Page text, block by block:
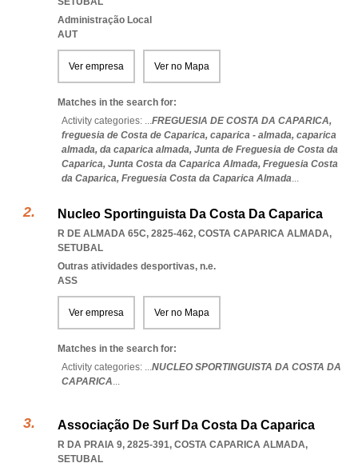
Administração Local
AUT
Ver empresa Ver no Mapa
Matches in the search for:
Activity categories: ...FREGUESIA DE COSTA DA CAPARICA,
freguesia de Costa de Caparica, caparica - almada, caparica
almada, da caparica almada, Junta de Freguesia de Costa da
Caparica, Junta Costa da Caparica Almada, Freguesia Costa
da Caparica, Freguesia Costa da Caparica Almada...
Nucleo Sportinguista Da Costa Da Caparica
R DE ALMADA 65C, 2825-462, COSTA CAPARICA ALMADA,
SETUBAL
Outras atividades desportivas, n.e.
ASS
Ver empresa Ver no Mapa
Matches in the search for:
Activity categories: ...NUCLEO SPORTINGUISTA DA COSTA DA
CAPARICA...
Associação De Surf Da Costa Da Caparica
R DA PRAIA 9, 2825-391, COSTA CAPARICA ALMADA,
SETUBAL